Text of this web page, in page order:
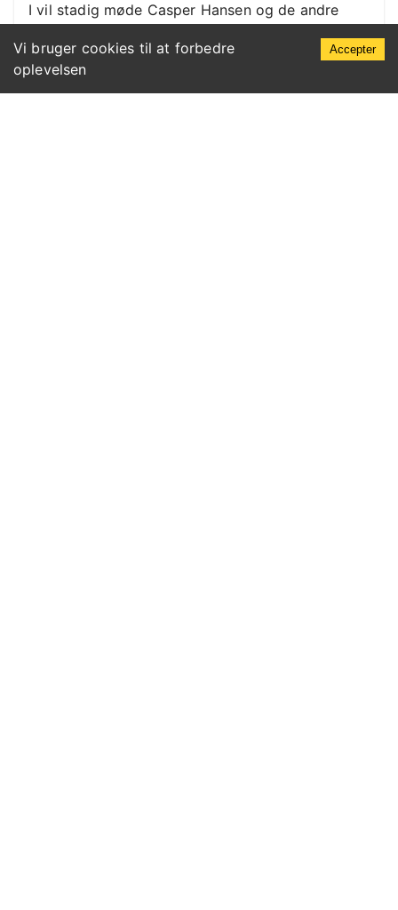
I vil stadig møde Casper Hansen og de andre
Første auktion med de nye ejere var d. 6. oktober
🇬🇧
Holstebro Auktioner ApS - Stationsvej 76 - 7500
Holstebro - (+45) 97 40 11 11
- CVR: 45729354
Vi bruger cookies til at forbedre
oplevelsen
Accepter